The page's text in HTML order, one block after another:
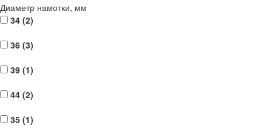
Диаметр намотки, мм
34 (2)
36 (3)
39 (1)
44 (2)
35 (1)